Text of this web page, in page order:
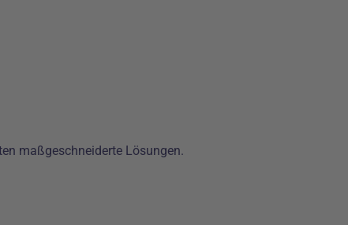
maßgeschneiderte Lösungen.